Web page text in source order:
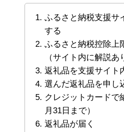
ふるさと納税支援サ
する
ふるさと納税控除上
（サイト内に解説あ
返礼品を支援サイト
選んだ返礼品を申し
クレジットカードで
月31日まで）
返礼品が届く